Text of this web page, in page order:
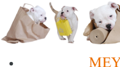
Inhalt
springen